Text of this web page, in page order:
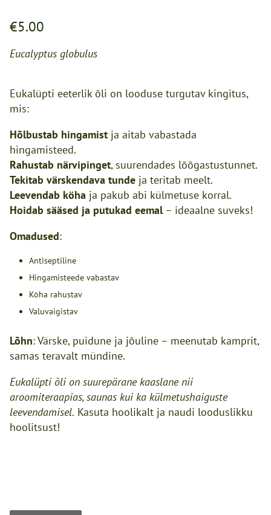
€5.00
Eucalyptus globulus
Eukalüpti eeterlik õli on looduse turgutav kingitus,
mis:
Hõlbustab hingamist ja aitab vabastada
hingamisteed.
Rahustab närvipinget, suurendades lõõgastustunnet.
Tekitab värskendava tunde ja teritab meelt.
Leevendab köha ja pakub abi külmetuse korral.
Hoidab sääsed ja putukad eemal– ideaalne suveks!
Omadused:
Antiseptiline
Hingamisteede vabastav
Köha rahustav
Valuvaigistav
Lõhn: Värske, puidune ja jõuline – meenutab kamprit,
samas teravalt mündine.
Eukalüpti õli on suurepärane kaaslane nii
aroomiteraapias, saunas kui ka külmetushaiguste
leevendamisel. Kasuta hoolikalt ja naudi looduslikku
hoolitsust!